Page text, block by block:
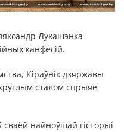
Лукашэнка
канфесій.
Кіраўнік дзяржавы
сталом спрыяе
найноўшай гісторыі